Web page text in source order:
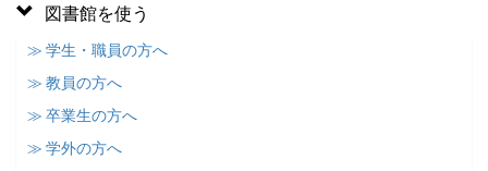
図書館を使う
≫ 学生・職員の方へ
≫ 教員の方へ
≫ 卒業生の方へ
≫ 学外の方へ